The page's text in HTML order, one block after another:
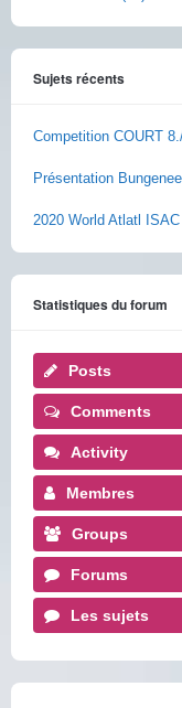
Sujets récents
Competition COURT
Présentation
2020 World Atlatl
Statistiques du forum
Posts
Comments
Activity
Membres
Groups
Forums
Les sujets